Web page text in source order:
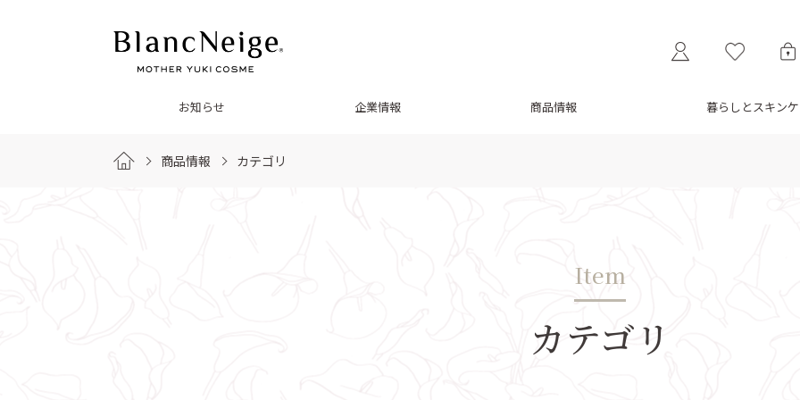
お知らせ 企業情報 商品情報 暮らしとスキン
商品情報 カテゴリ
Item
カテゴリ